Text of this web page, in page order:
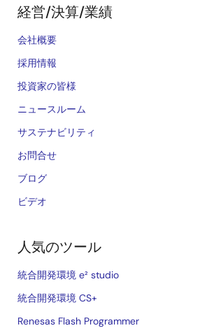
経営/決算/業績
会社概要
採用情報
投資家の皆様
ニュースルーム
サステナビリティ
お問合せ
ブログ
ビデオ
人気のツール
統合開発環境 e² studio
統合開発環境 CS+
Renesas Flash Programmer